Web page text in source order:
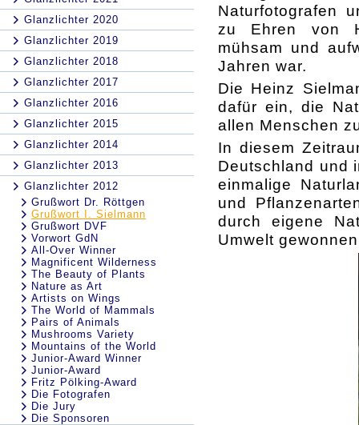
Glanzlichter 2020
Glanzlichter 2019
Glanzlichter 2018
Glanzlichter 2017
Glanzlichter 2016
Glanzlichter 2015
Glanzlichter 2014
Glanzlichter 2013
Glanzlichter 2012
Grußwort Dr. Röttgen
Grußwort I. Sielmann
Grußwort DVF
Vorwort GdN
All-Over Winner
Magnificent Wilderness
The Beauty of Plants
Nature as Art
Artists on Wings
The World of Mammals
Pairs of Animals
Mushrooms Variety
Mountains of the World
Junior-Award Winner
Junior-Award
Fritz Pölking-Award
Die Fotografen
Die Jury
Die Sponsoren
Naturfotografen
zu Ehren von
mühsam und
Jahren war.
Die Heinz
dafür ein, die
allen Menschen
In diesem
Deutschland und
einmalige
und
durch eigene
Umwelt